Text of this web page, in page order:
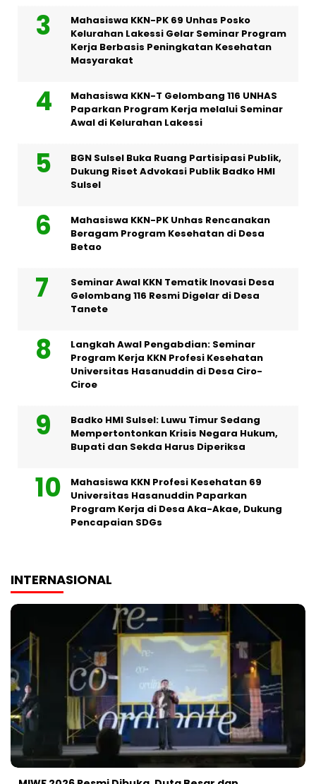
Mahasiswa KKN-PK 69 Unhas Posko
Kelurahan Lakessi Gelar Seminar Program
Kerja Berbasis Peningkatan Kesehatan
Masyarakat
Mahasiswa KKN-T Gelombang 116 UNHAS
Paparkan Program Kerja melalui Seminar
Awal di Kelurahan Lakessi
BGN Sulsel Buka Ruang Partisipasi Publik,
Dukung Riset Advokasi Publik Badko HMI
Sulsel
Mahasiswa KKN-PK Unhas Rencanakan
Beragam Program Kesehatan di Desa
Betao
Seminar Awal KKN Tematik Inovasi Desa
Gelombang 116 Resmi Digelar di Desa
Tanete
Langkah Awal Pengabdian: Seminar
Program Kerja KKN Profesi Kesehatan
Universitas Hasanuddin di Desa Ciro-
Ciroe
Badko HMI Sulsel: Luwu Timur Sedang
Mempertontonkan Krisis Negara Hukum,
Bupati dan Sekda Harus Diperiksa
Mahasiswa KKN Profesi Kesehatan 69
Universitas Hasanuddin Paparkan
Program Kerja di Desa Aka-Akae, Dukung
Pencapaian SDGs
INTERNASIONAL